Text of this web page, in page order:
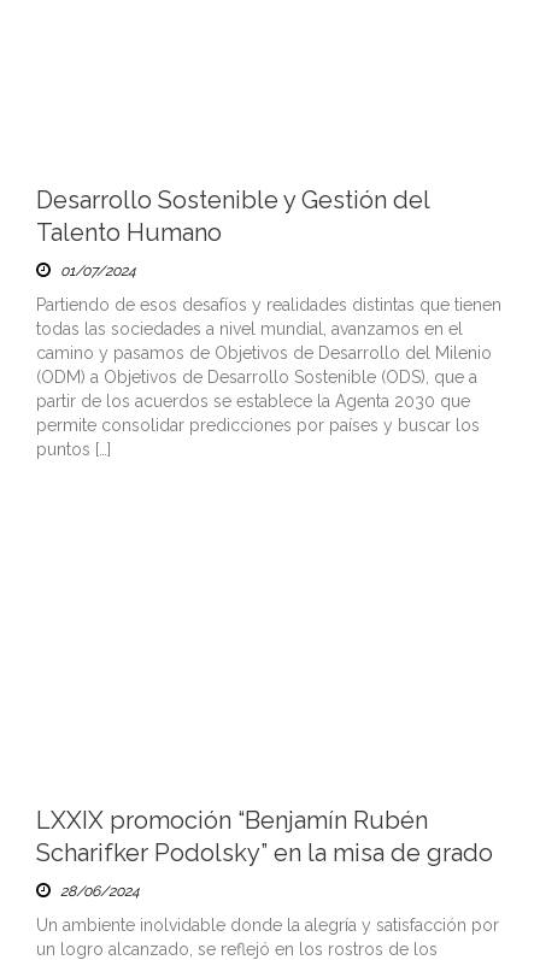
Desarrollo Sostenible y Gestión del
Talento Humano
01/07/2024
Partiendo de esos desafíos y realidades distintas que tienen
todas las sociedades a nivel mundial, avanzamos en el
camino y pasamos de Objetivos de Desarrollo del Milenio
(ODM) a Objetivos de Desarrollo Sostenible (ODS), que a
partir de los acuerdos se establece la Agenta 2030 que
permite consolidar predicciones por países y buscar los
puntos […]
LXXIX promoción “Benjamín Rubén
Scharifker Podolsky” en la misa de grado
28/06/2024
Un ambiente inolvidable donde la alegría y satisfacción por
un logro alcanzado, se reflejó en los rostros de los